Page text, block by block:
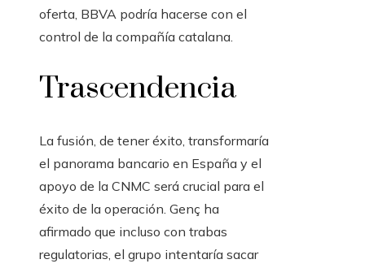
oferta, BBVA podría hacerse con el
control de la compañía catalana.
Trascendencia
La fusión, de tener éxito, transformaría
el panorama bancario en España y el
apoyo de la CNMC será crucial para el
éxito de la operación. Genç ha
afirmado que incluso con trabas
regulatorias, el grupo intentaría sacar